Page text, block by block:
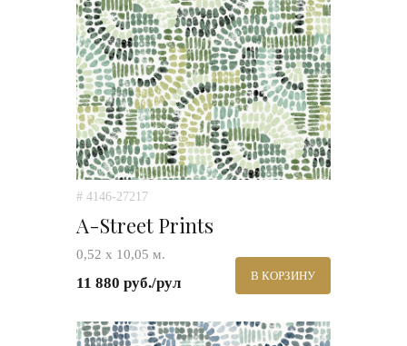
# 4146-27217
A-Street Prints
0,52 х 10,05 м.
11 880 руб./рул В КОРЗИНУ